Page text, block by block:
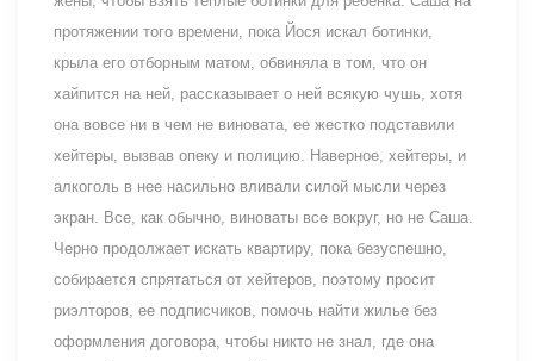
протяжении того времени, пока Йося искал ботинки,
крыла его отборным матом, обвиняла в том, что он
хайпится на ней, рассказывает о ней всякую чушь, хотя
она вовсе ни в чем не виновата, ее жестко подставили
хейтеры, вызвав опеку и полицию. Наверное, хейтеры, и
алкоголь в нее насильно вливали силой мысли через
экран. Все, как обычно, виноваты все вокруг, но не Саша.
Чepнo продолжает искать квартиру, пока безуспешно,
собирается спрятаться от хейтеров, поэтому просит
риэлторов, ее подписчиков, помочь найти жилье без
оформления договора, чтобы никто не знал, где она